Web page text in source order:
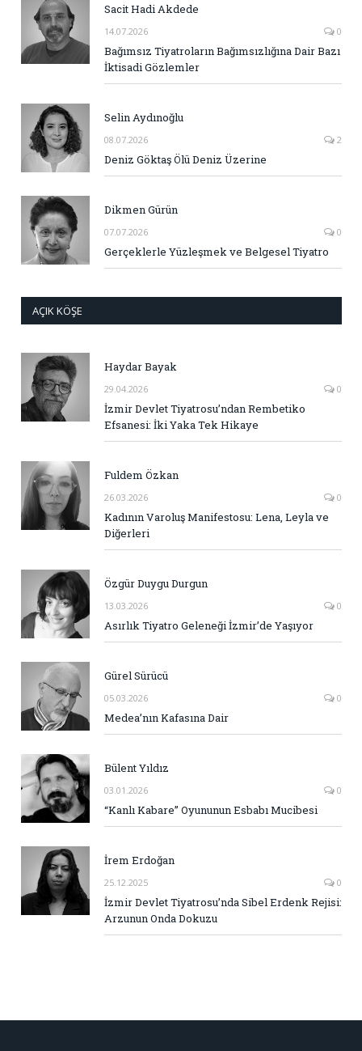
Sacit Hadi Akdede
14.07.2026 0
Bağımsız Tiyatroların Bağımsızlığına Dair Bazı
İktisadi Gözlemler
Selin Aydınoğlu
08.07.2026 2
Deniz Göktaş Ölü Deniz Üzerine
Dikmen Gürün
07.07.2026 0
Gerçeklerle Yüzleşmek ve Belgesel Tiyatro
AÇIK KÖŞE
Haydar Bayak
29.04.2026 0
İzmir Devlet Tiyatrosu’ndan Rembetiko
Efsanesi: İki Yaka Tek Hikaye
Fuldem Özkan
26.03.2026 0
Kadının Varoluş Manifestosu: Lena, Leyla ve
Diğerleri
Özgür Duygu Durgun
13.03.2026 0
Asırlık Tiyatro Geleneği İzmir’de Yaşıyor
Gürel Sürücü
05.03.2026 0
Medea’nın Kafasına Dair
Bülent Yıldız
03.01.2026 0
“Kanlı Kabare” Oyununun Esbabı Mucibesi
İrem Erdoğan
25.12.2025 0
İzmir Devlet Tiyatrosu’nda Sibel Erdenk Rejisi:
Arzunun Onda Dokuzu